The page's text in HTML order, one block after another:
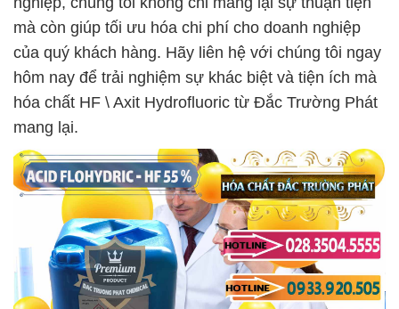
mà còn giúp tối ưu hóa chi phí cho doanh nghiệp
của quý khách hàng. Hãy liên hệ với chúng tôi ngay
hôm nay để trải nghiệm sự khác biệt và tiện ích mà
hóa chất HF \ Axit Hydrofluoric từ Đắc Trường Phát
mang lại.